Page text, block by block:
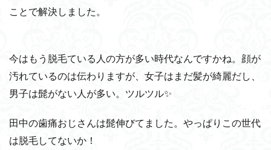
ことで解決しました。
今はもう脱毛ている人の方が多い時代なんですかね。顔が
汚れているのは伝わりますが、女子はまだ髪が綺麗だし、
男子は髭がない人が多い。ツルツル✨
田中の歯痛おじさんは髭伸びてました。やっぱりこの世代
は脱毛してないか！